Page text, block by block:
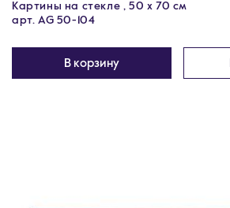
Картины на стекле , 50 х 70 см
арт. AG 50-104
В корзину